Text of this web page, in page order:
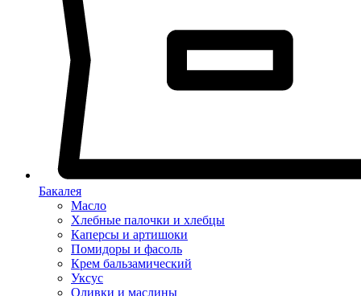
Бакалея
Масло
Хлебные палочки и хлебцы
Каперсы и артишоки
Помидоры и фасоль
Крем бальзамический
Уксус
Оливки и маслины